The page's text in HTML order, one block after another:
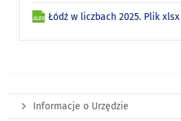
Łódź w liczbach 2025. Plik xlsx
Informacje o Urzędzie